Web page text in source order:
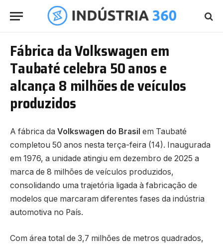
Fábrica da Volkswagen em
Taubaté celebra 50 anos e
alcança 8 milhões de veículos
produzidos
A fábrica da Volkswagen do Brasil em Taubaté
completou 50 anos nesta terça-feira (14). Inaugurada
em 1976, a unidade atingiu em dezembro de 2025 a
marca de 8 milhões de veículos produzidos,
consolidando uma trajetória ligada à fabricação de
modelos que marcaram diferentes fases da indústria
automotiva no País.
Com área total de 3,7 milhões de metros quadrados,